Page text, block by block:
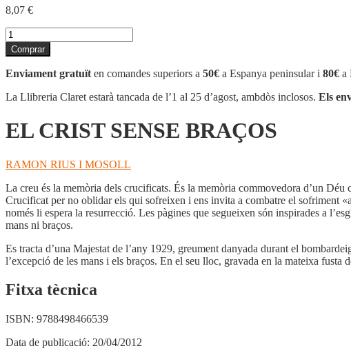
8,07 €
quantitat
de
EL
CRIST
BRAÇOS
Comprar
Enviament gratuït en comandes superiors a 50€ a Espanya peninsular i 80€ a
La Llibreria Claret estarà tancada de l’1 al 25 d’agost, ambdòs inclosos. Els
EL CRIST SENSE BRAÇOS
RAMON RIUS I MOSOLL
La creu és la memòria dels crucificats. És la memòria commovedora d’un
Crucificat per no oblidar els qui sofreixen i ens invita a combatre el sofriment
només li espera la resurrecció. Les pàgines que segueixen són inspirades a
mans ni braços.
Es tracta d’una Majestat de l’any 1929, greument danyada durant el
l’excepció de les mans i els braços. En el seu lloc, gravada en la mateixa
Fitxa tècnica
ISBN: 9788498466539
Data de publicació: 20/04/2012